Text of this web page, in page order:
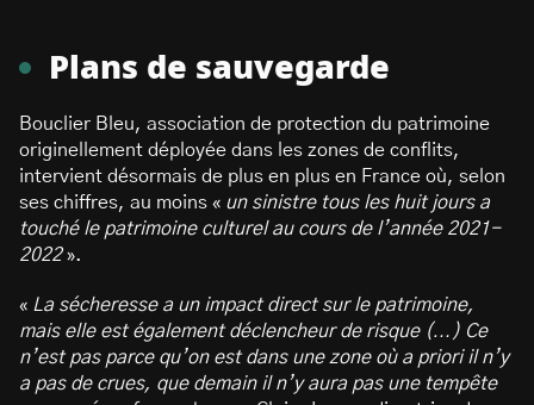
Plans de sauvegarde
Bouclier Bleu, association de protection du patrimoine
originellement déployée dans les zones de conflits,
intervient désormais de plus en plus en France où, selon
ses chiffres, au moins « un sinistre tous les huit jours a
touché le patrimoine culturel au cours de l’année 2021-
2022».
« La sécheresse a un impact direct sur le patrimoine,
mais elle est également déclencheur de risque (…) Ce
n’est pas parce qu’on est dans une zone où a priori il n’y
a pas de crues, que demain il n’y aura pas une tempête